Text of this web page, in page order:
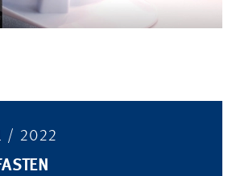
/ 2022